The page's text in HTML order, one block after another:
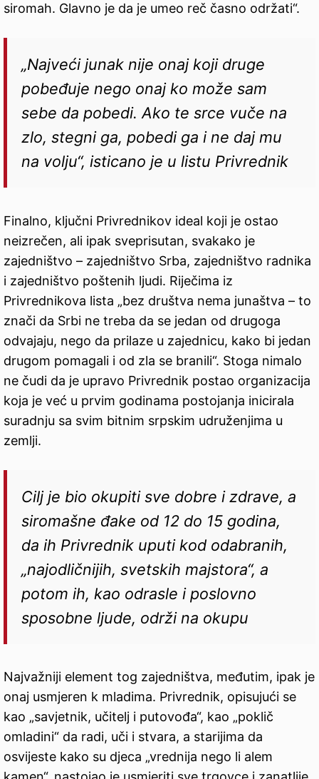
siromah. Glavno je da je umeo reč časno održati“.
„Najveći junak nije onaj koji druge
pobeđuje nego onaj ko može sam
sebe da pobedi. Ako te srce vuče na
zlo, stegni ga, pobedi ga i ne daj mu
na volju“, isticano je u listu Privrednik
Finalno, ključni Privrednikov ideal koji je ostao
neizrečen, ali ipak sveprisutan, svakako je
zajedništvo – zajedništvo Srba, zajedništvo radnika
i zajedništvo poštenih ljudi. Riječima iz
Privrednikova lista „bez društva nema junaštva – to
znači da Srbi ne treba da se jedan od drugoga
odvajaju, nego da prilaze u zajednicu, kako bi jedan
drugom pomagali i od zla se branili“. Stoga nimalo
ne čudi da je upravo Privrednik postao organizacija
koja je već u prvim godinama postojanja inicirala
suradnju sa svim bitnim srpskim udruženjima u
zemlji.
Cilj je bio okupiti sve dobre i zdrave, a
siromašne đake od 12 do 15 godina,
da ih Privrednik uputi kod odabranih,
„najodličnijih, svetskih majstora“, a
potom ih, kao odrasle i poslovno
sposobne ljude, održi na okupu
Najvažniji element tog zajedništva, međutim, ipak je
onaj usmjeren k mladima. Privrednik, opisujući se
kao „savjetnik, učitelj i putovođa“, kao „poklič
omladini“ da radi, uči i stvara, a starijima da
osvijeste kako su djeca „vrednija nego li alem